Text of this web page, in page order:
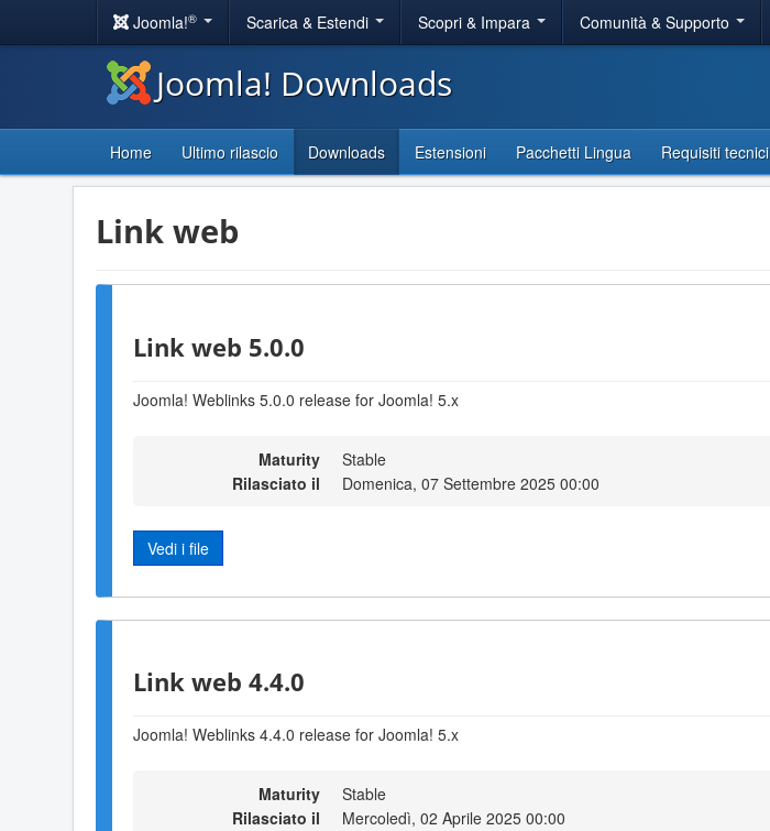
Joomla!® Scarica & Estendi Scopri & Impara Comunità & Supporto
Joomla! Downloads
Home Ultimo rilascio Downloads Estensioni Pacchetti Lingua Requisiti tecnici
Link web
Link web 5.0.0
Joomla! Weblinks 5.0.0 release for Joomla! 5.x
Maturity
Stable
Rilasciato il
Domenica, 07 Settembre 2025 00:00
Vedi i file
Link web 4.4.0
Joomla! Weblinks 4.4.0 release for Joomla! 5.x
Maturity
Stable
Rilasciato il
Mercoledì, 02 Aprile 2025 00:00